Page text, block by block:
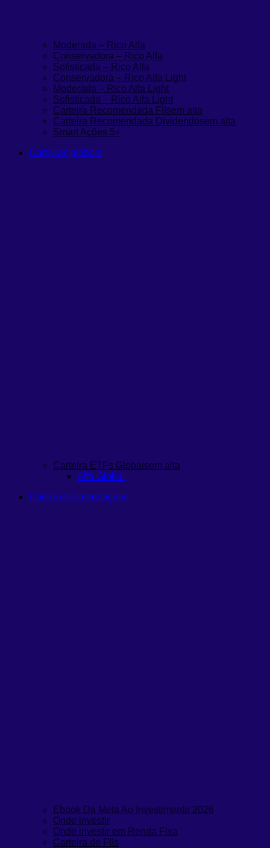
Moderada – Rico Alfa
Conservadora – Rico Alfa
Sofisticada – Rico Alfa
Conservadora – Rico Alfa Light
Moderada – Rico Alfa Light
Sofisticada – Rico Alfa Light
Carteira Recomendada FIIsem alta
Carteira Recomendada Dividendosem alta
Smart Ações 5+
Carteiras globais
Carteira ETFs Globaisem alta
Alfa Global
Outras recomendações
Ebook Da Meta Ao Investimento 2026
Onde investir
Onde investir em Renda Fixa
Carteira de FIIs